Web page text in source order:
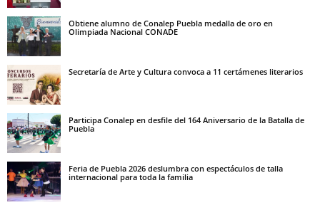
Obtiene alumno de Conalep Puebla medalla de oro en
Olimpiada Nacional CONADE
Secretaría de Arte y Cultura convoca a 11 certámenes literarios
Participa Conalep en desfile del 164 Aniversario de la Batalla de
Puebla
Feria de Puebla 2026 deslumbra con espectáculos de talla
internacional para toda la familia